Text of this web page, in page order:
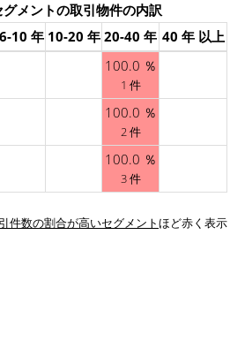
グメントの取引物件の内訳
6-10 年 10-20 年 20-40 年 40 年 以上
100.0 ％
1 件
100.0 ％
2 件
100.0 ％
3 件
件数の割合が高いセグメントほど赤く表示